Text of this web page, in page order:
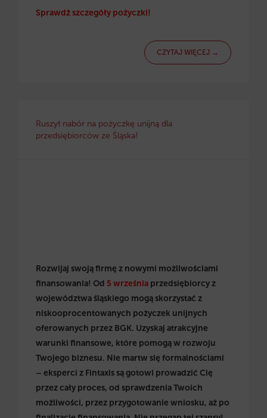
Sprawdź szczegóły pożyczki!
CZYTAJ WIĘCEJ →
Ruszył nabór na pożyczkę unijną dla
przedsiębiorców ze Śląska!
Rozwijaj swoją firmę z nowymi możliwościami
finansowania! Od 5 września przedsiębiorcy z
województwa śląskiego mogą skorzystać z
niskooprocentowanych pożyczek unijnych
oferowanych przez BGK. Uzyskaj atrakcyjne
warunki finansowe, które pomogą w rozwoju
Twojego biznesu. Nie martw się formalnościami
– eksperci z Fintaxis są gotowi prowadzić Cię
przez cały proces, od sprawdzenia Twoich
możliwości, przez przygotowanie wniosku, aż po